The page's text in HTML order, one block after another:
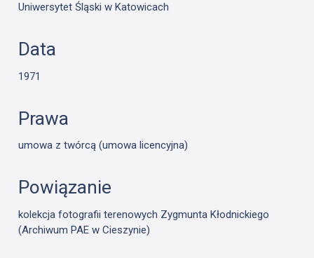
Uniwersytet Śląski w Katowicach
Data
1971
Prawa
umowa z twórcą (umowa licencyjna)
Powiązanie
kolekcja fotografii terenowych Zygmunta Kłodnickiego
(Archiwum PAE w Cieszynie)